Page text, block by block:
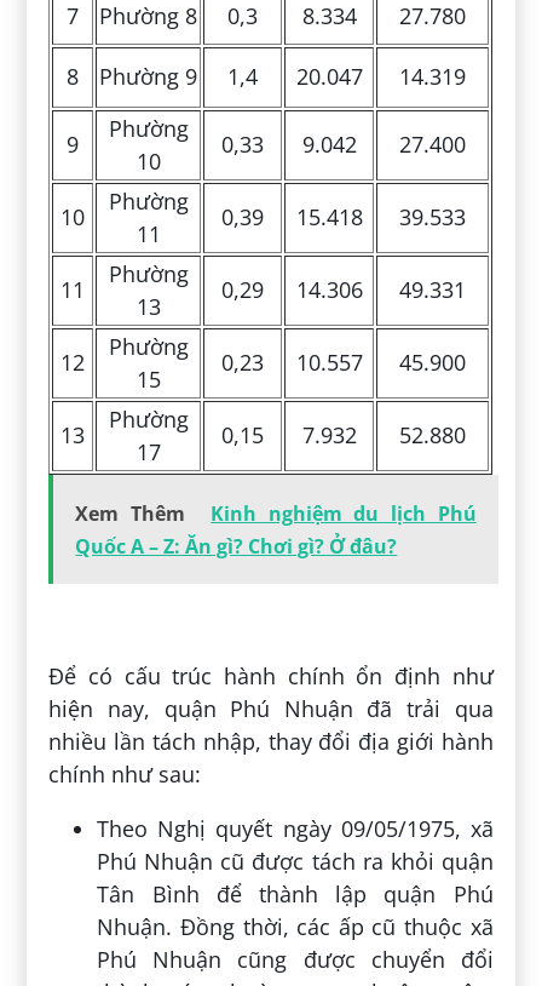
7
Phường 8 0,3 8.334 27.780
8 Phường 9 1,4 20.047 14.319
9
Phường
10
0,33 9.042 27.400
10
Phường
11
0,39 15.418 39.533
11
Phường
13
0,29 14.306 49.331
12
Phường
15
0,23 10.557 45.900
13
Phường
17
0,15 7.932 52.880
Xem Thêm
Kinh nghiệm du lịch Phú
Quốc A – Z: Ăn gì? Chơi gì? Ở đâu?
Để có cấu trúc hành chính ổn định như
hiện nay, quận Phú Nhuận đã trải qua
nhiều lần tách nhập, thay đổi địa giới hành
chính như sau:
Theo Nghị quyết ngày 09/05/1975, xã
Phú Nhuận cũ được tách ra khỏi quận
Tân Bình để thành lập quận Phú
Nhuận. Đồng thời, các ấp cũ thuộc xã
Phú Nhuận cũng được chuyển đổi